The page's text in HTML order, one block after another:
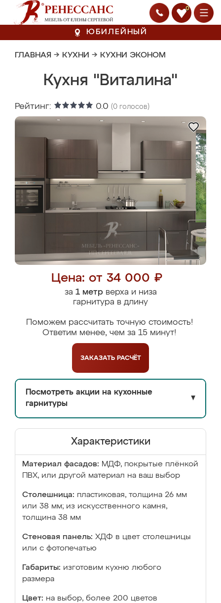
0
ЮБИЛЕЙНЫЙ
ГЛАВНАЯ → КУХНИ → КУХНИ ЭКОНОМ
Кухня "Виталина"
Рейтинг: 0.0 (0 голосов)
Цена: от 34 000 ₽
за 1 метрверха и низа
гарнитура в длину
Поможем рассчитать точную стоимость!
Ответим менее, чем за 15 минут!
ЗАКАЗАТЬ РАСЧЁТ
Посмотреть акции на кухонные
гарнитуры
▼
Характеристики
Материал фасадов: МДФ, покрытые плёнкой
ПВХ, или другой материал на ваш выбор
Столешница: пластиковая, толщина 26 мм
или 38 мм; из искусственного камня,
толщина 38 мм
Стеновая панель: ХДФ в цвет столешницы
или с фотопечатью
Габариты: изготовим кухню любого
размера
Цвет: на выбор, более 200 цветов